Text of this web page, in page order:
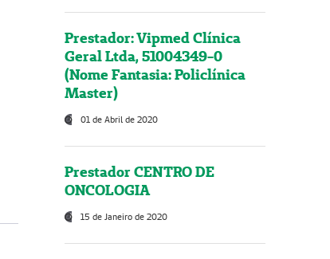
Prestador: Vipmed Clínica
Geral Ltda, 51004349-0
(Nome Fantasia: Policlínica
Master)
01 de Abril de 2020
Prestador CENTRO DE
ONCOLOGIA
15 de Janeiro de 2020